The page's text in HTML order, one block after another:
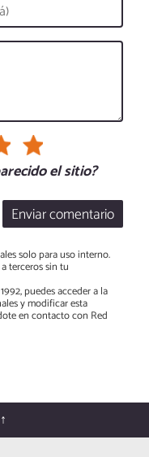
el sitio?
Enviar comentario
solo para uso interno.
terceros sin tu
puedes acceder a la
y modificar esta
en contacto con Red